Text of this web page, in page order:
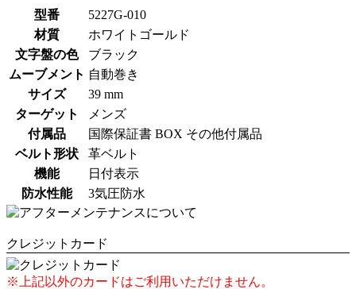
型番
5227G-010
材質
ホワイトゴールド
文字盤の色
ブラック
ムーブメント 自動巻き
サイズ
39 mm
ターゲット
メンズ
付属品
国際保証書 BOX その他付属品
ベルト形状
革ベルト
機能
日付表示
防水性能
3気圧防水
クレジットカード
※上記以外のカードはご利用いただけません。